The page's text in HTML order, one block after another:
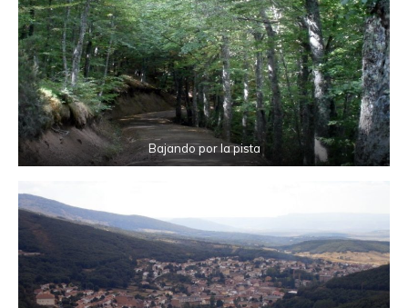
Bajando por la pista